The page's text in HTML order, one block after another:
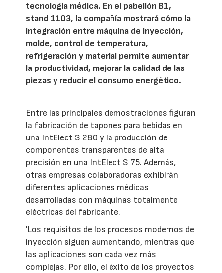
tecnología médica. En el pabellón B1,
stand 1103, la compañía mostrará cómo la
integración entre máquina de inyección,
molde, control de temperatura,
refrigeración y material permite aumentar
la productividad, mejorar la calidad de las
piezas y reducir el consumo energético.
Entre las principales demostraciones figuran
la fabricación de tapones para bebidas en
una IntElect S 280 y la producción de
componentes transparentes de alta
precisión en una IntElect S 75. Además,
otras empresas colaboradoras exhibirán
diferentes aplicaciones médicas
desarrolladas con máquinas totalmente
eléctricas del fabricante.
'Los requisitos de los procesos modernos de
inyección siguen aumentando, mientras que
las aplicaciones son cada vez más
complejas. Por ello, el éxito de los proyectos